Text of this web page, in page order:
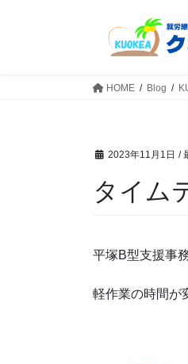
HOME Blog
2023年11月1日 /
タイム
平塚B型支援事
軽作業の時間が